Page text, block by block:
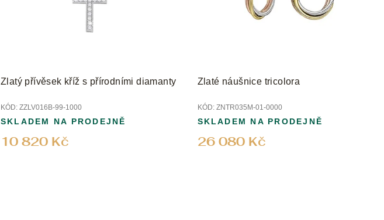
Zlatý přívěsek kříž s přírodními diamanty
KÓD: ZZLV016B-99-1000
10 820 Kč
SKLADEM NA PRODEJNĚ
Zlaté náušnice tricolora
KÓD: ZNTR035M-01-0000
26 080 Kč
SKLADEM NA PRODEJNĚ